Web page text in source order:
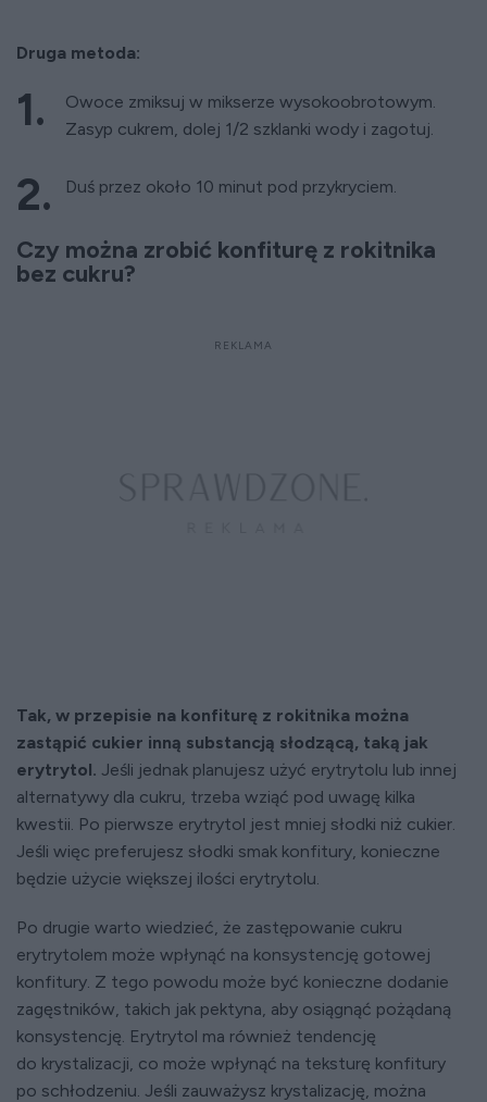
Druga metoda:
Owoce zmiksuj w mikserze wysokoobrotowym.
Zasyp cukrem, dolej 1/2 szklanki wody i zagotuj.
Duś przez około 10 minut pod przykryciem.
Czy można zrobić konfiturę z rokitnika
bez cukru?
Tak, w przepisie na konfiturę z rokitnika można
zastąpić cukier inną substancją słodzącą, taką jak
erytrytol. Jeśli jednak planujesz użyć erytrytolu lub innej
alternatywy dla cukru, trzeba wziąć pod uwagę kilka
kwestii. Po pierwsze erytrytol jest mniej słodki niż cukier.
Jeśli więc preferujesz słodki smak konfitury, konieczne
będzie użycie większej ilości erytrytolu.
Po drugie warto wiedzieć, że zastępowanie cukru
erytrytolem może wpłynąć na konsystencję gotowej
konfitury. Z tego powodu może być konieczne dodanie
zagęstników, takich jak pektyna, aby osiągnąć pożądaną
konsystencję. Erytrytol ma również tendencję
do krystalizacji, co może wpłynąć na teksturę konfitury
po schłodzeniu. Jeśli zauważysz krystalizację, można